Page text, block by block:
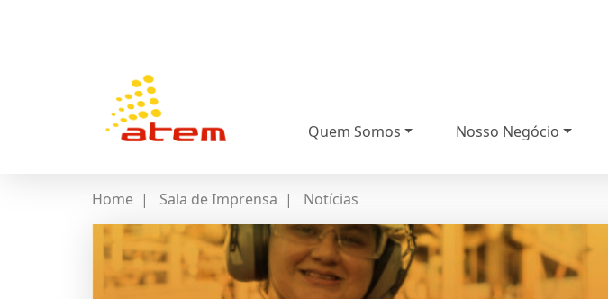
Quem Somos Nosso Negócio
Home | Sala de Imprensa | Notícias